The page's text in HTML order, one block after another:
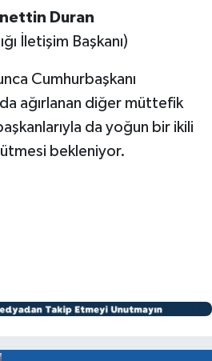
Duran
İletişim Başkanı)
Cumhurbaşkanı
ağırlanan diğer müttefik
da yoğun bir ikili
bekleniyor.